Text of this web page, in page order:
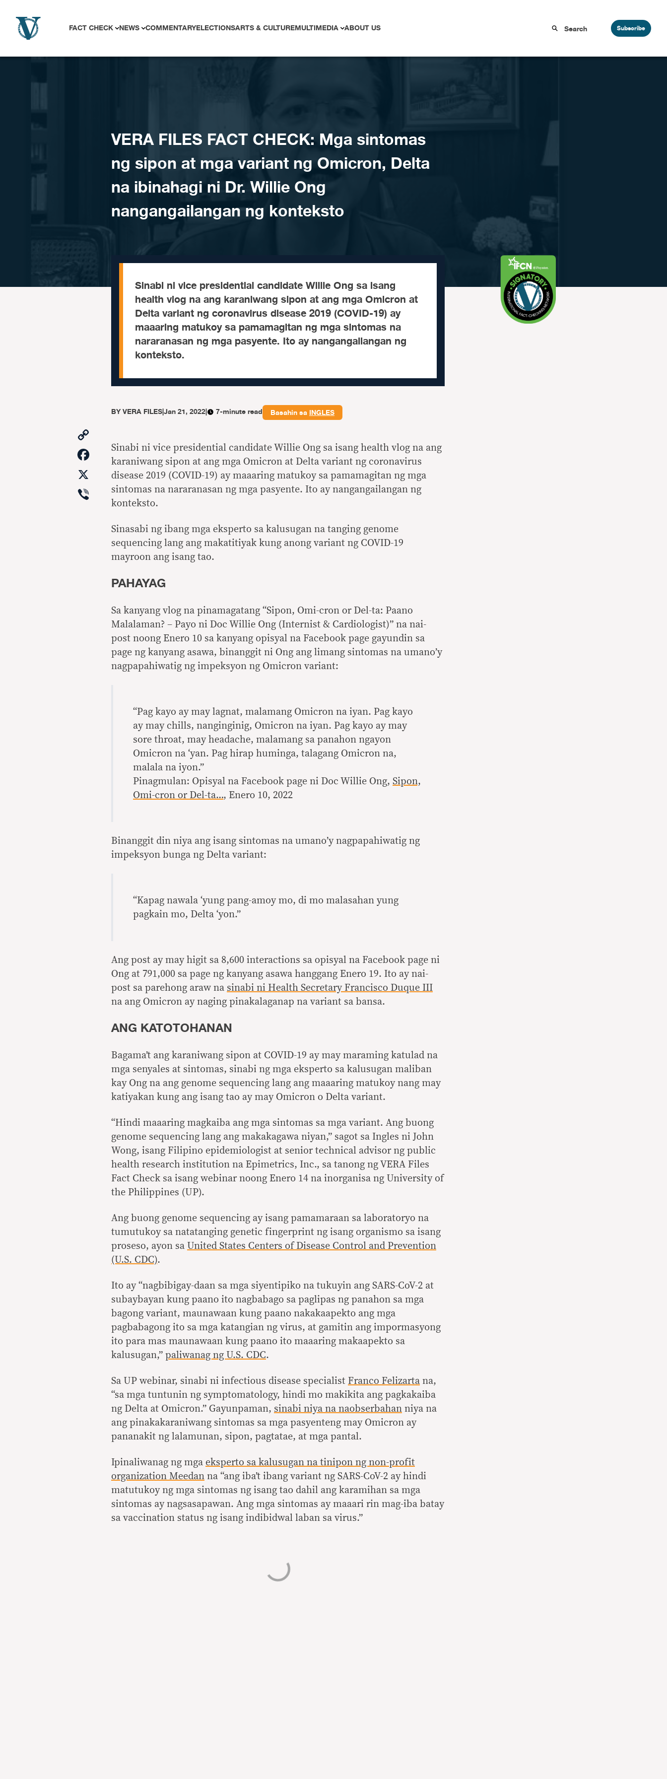
FACT CHECK NEWS COMMENTARYELECTIONSARTS & CULTUREMULTIMEDIA ABOUT US Subscribe
VERA FILES FACT CHECK: Mga sintomas
ng sipon at mga variant ng Omicron, Delta
na ibinahagi ni Dr. Willie Ong
nangangailangan ng konteksto
Sinabi ni vice presidential candidate Willie Ong sa isang
health vlog na ang karaniwang sipon at ang mga Omicron at
Delta variant ng coronavirus disease 2019 (COVID-19) ay
maaaring matukoy sa pamamagitan ng mga sintomas na
nararanasan ng mga pasyente. Ito ay nangangailangan ng
konteksto.
BYVERA FILES|Jan 21, 2022| 7-minute read Basahin saINGLES
Link
Facebook
Viber
Sinabi ni vice presidential candidate Willie Ong sa isang health vlog na ang
karaniwang sipon at ang mga Omicron at Delta variant ng coronavirus
disease 2019 (COVID-19) ay maaaring matukoy sa pamamagitan ng mga
sintomas na nararanasan ng mga pasyente. Ito ay nangangailangan ng
konteksto.
Sinasabi ng ibang mga eksperto sa kalusugan na tanging genome
sequencing lang ang makatitiyak kung anong variant ng COVID-19
mayroon ang isang tao.
PAHAYAG
Sa kanyang vlog na pinamagatang “Sipon, Omi-cron or Del-ta: Paano
Malalaman? – Payo ni Doc Willie Ong (Internist & Cardiologist)” na nai-
post noong Enero 10 sa kanyang opisyal na Facebook page gayundin sa
page ng kanyang asawa, binanggit ni Ong ang limang sintomas na umano’y
nagpapahiwatig ng impeksyon ng Omicron variant:
“Pag kayo ay may lagnat, malamang Omicron na iyan. Pag kayo
ay may chills, nanginginig, Omicron na iyan. Pag kayo ay may
sore throat, may headache, malamang sa panahon ngayon
Omicron na ‘yan. Pag hirap huminga, talagang Omicron na,
malala na iyon.”
Pinagmulan: Opisyal na Facebook page ni Doc Willie Ong, Sipon,
Omi-cron or Del-ta…, Enero 10, 2022
Binanggit din niya ang isang sintomas na umano’y nagpapahiwatig ng
impeksyon bunga ng Delta variant:
“Kapag nawala ‘yung pang-amoy mo, di mo malasahan yung
pagkain mo, Delta ‘yon.”
Ang post ay may higit sa 8,600 interactions sa opisyal na Facebook page ni
Ong at 791,000 sa page ng kanyang asawa hanggang Enero 19. Ito ay nai-
post sa parehong araw na sinabi ni Health Secretary Francisco Duque III
na ang Omicron ay naging pinakalaganap na variant sa bansa.
ANG KATOTOHANAN
Bagama’t ang karaniwang sipon at COVID-19 ay may maraming katulad na
mga senyales at sintomas, sinabi ng mga eksperto sa kalusugan maliban
kay Ong na ang genome sequencing lang ang maaaring matukoy nang may
katiyakan kung ang isang tao ay may Omicron o Delta variant.
“Hindi maaaring magkaiba ang mga sintomas sa mga variant. Ang buong
genome sequencing lang ang makakagawa niyan,” sagot sa Ingles ni John
Wong, isang Filipino epidemiologist at senior technical advisor ng public
health research institution na Epimetrics, Inc., sa tanong ng VERA Files
Fact Check sa isang webinar noong Enero 14 na inorganisa ng University of
the Philippines (UP).
Ang buong genome sequencing ay isang pamamaraan sa laboratoryo na
tumutukoy sa natatanging genetic fingerprint ng isang organismo sa isang
proseso, ayon sa United States Centers of Disease Control and Prevention
(U.S. CDC).
Ito ay “nagbibigay-daan sa mga siyentipiko na tukuyin ang SARS-CoV-2 at
subaybayan kung paano ito nagbabago sa paglipas ng panahon sa mga
bagong variant, maunawaan kung paano nakakaapekto ang mga
pagbabagong ito sa mga katangian ng virus, at gamitin ang impormasyong
ito para mas maunawaan kung paano ito maaaring makaapekto sa
kalusugan,” paliwanag ng U.S. CDC.
Sa UP webinar, sinabi ni infectious disease specialist Franco Felizarta na,
“sa mga tuntunin ng symptomatology, hindi mo makikita ang pagkakaiba
ng Delta at Omicron.” Gayunpaman, sinabi niya na naobserbahan niya na
ang pinakakaraniwang sintomas sa mga pasyenteng may Omicron ay
pananakit ng lalamunan, sipon, pagtatae, at mga pantal.
Ipinaliwanag ng mga eksperto sa kalusugan na tinipon ng non-profit
organization Meedan na “ang iba’t ibang variant ng SARS-CoV-2 ay hindi
matutukoy ng mga sintomas ng isang tao dahil ang karamihan sa mga
sintomas ay nagsasapawan. Ang mga sintomas ay maaari rin mag-iba batay
sa vaccination status ng isang indibidwal laban sa virus.”